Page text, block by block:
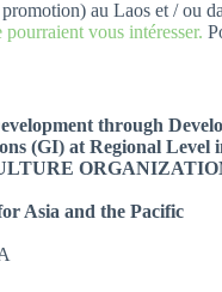
au Laos et / ou
vous intéresser.
through
(GI) at Regional Level
Asia and the Pacific